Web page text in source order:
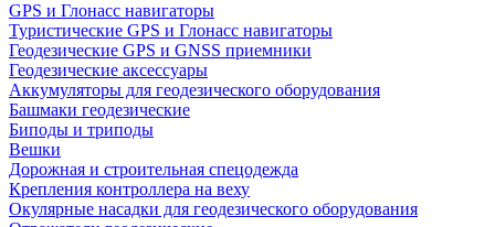
GPS и Глонасс навигаторы
Туристические GPS и Глонасс навигаторы
Геодезические GPS и GNSS приемники
Геодезические аксессуары
Аккумуляторы для геодезического оборудования
Башмаки геодезические
Биподы и триподы
Вешки
Дорожная и строительная спецодежда
Крепления контроллера на веху
Окулярные насадки для геодезического оборудования